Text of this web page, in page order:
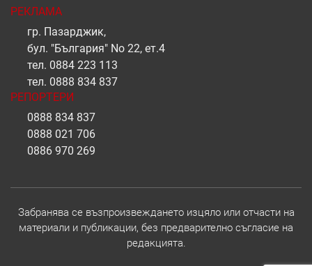
РЕКЛАМА
гр. Пазарджик,
бул. "България" No 22, ет.4
тел. 0884 223 113
тел. 0888 834 837
РЕПОРТЕРИ
0888 834 837
0888 021 706
0886 970 269
Забранява се възпроизвеждането изцяло или отчасти на
материали и публикации, без предварително съгласие на
редакцията.